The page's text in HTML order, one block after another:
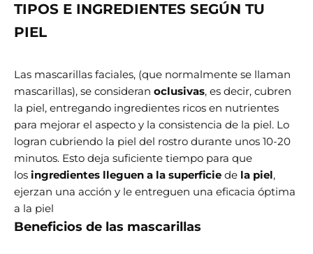
TIPOS E INGREDIENTES SEGÚN TU
PIEL
Las mascarillas faciales, (que normalmente se llaman
mascarillas), se consideran oclusivas, es decir, cubren
la piel, entregando ingredientes ricos en nutrientes
para mejorar el aspecto y la consistencia de la piel. Lo
logran cubriendo la piel del rostro durante unos 10-20
minutos. Esto deja suficiente tiempo para que
los ingredientes lleguen a la superficie de la piel,
ejerzan una acción y le entreguen una eficacia óptima
a la piel
Beneficios de las mascarillas